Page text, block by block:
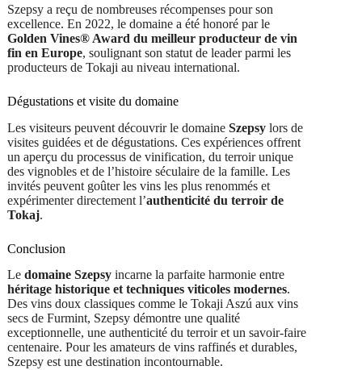
Szepsy a reçu de nombreuses récompenses pour son
excellence. En 2022, le domaine a été honoré par le
Golden Vines® Award du meilleur producteur de vin
fin en Europe, soulignant son statut de leader parmi les
producteurs de Tokaji au niveau international.
Dégustations et visite du domaine
Les visiteurs peuvent découvrir le domaine Szepsylors de
visites guidées et de dégustations. Ces expériences offrent
un aperçu du processus de vinification, du terroir unique
des vignobles et de l’histoire séculaire de la famille. Les
invités peuvent goûter les vins les plus renommés et
expérimenter directement l’authenticité du terroir de
Tokaj.
Conclusion
Le domaine Szepsyincarne la parfaite harmonie entre
héritage historique et techniques viticoles modernes.
Des vins doux classiques comme le Tokaji Aszú aux vins
secs de Furmint, Szepsy démontre une qualité
exceptionnelle, une authenticité du terroir et un savoir-faire
centenaire. Pour les amateurs de vins raffinés et durables,
Szepsy est une destination incontournable.